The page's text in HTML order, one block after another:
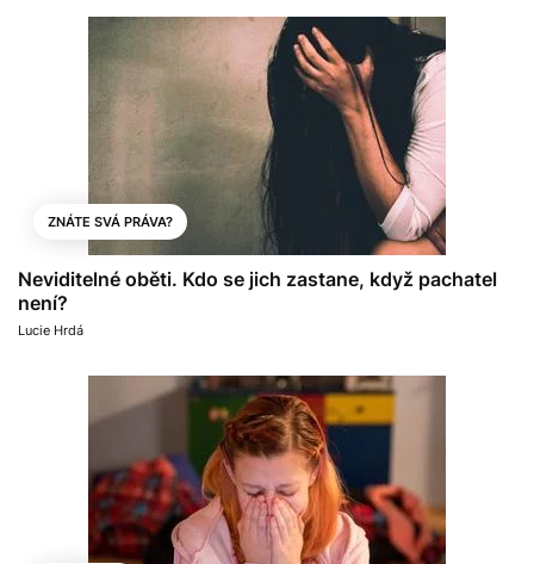
ZNÁTE SVÁ PRÁVA?
Neviditelné oběti. Kdo se jich zastane, když pachatel
není?
Lucie Hrdá